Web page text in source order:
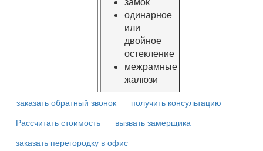
одинарное
или
двойное
остекление
межрамные
жалюзи
заказать обратный звонок
получить консультацию
Рассчитать стоимость
вызвать замерщика
заказать перегородку в офис